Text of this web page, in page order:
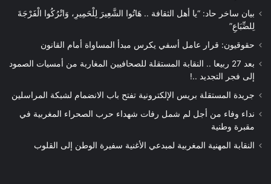
بيان ساخر حاد: “يا أهل الثقافة .. هَاتُوا الشَّعِيرَ لِلْحَمِيرِ، وَاتْرُكُوا الْفَرْجَةَ
لِلضِّبَاعِ”
حقوقيون: قرار عامل أسفي يكرس مبدأ المساواة أمام القانون
بعد 27 ربيعا .. النقابة المستقلة للصحافيين المغاربة من أمسيات الصمود
إلى فجر التجديد ..!
جريدة المستقلة بريس الإلكترونية تفتح باب الانضمام لشبكة المراسلين
نداء وفاء من أجل لم شمل رفات شهداء حرب الصحراء المغربية في
مقبرة وطنية
النقابة المهنية المغربية لمبدعي الأغنية سفيرة الوطن إلى القلوب